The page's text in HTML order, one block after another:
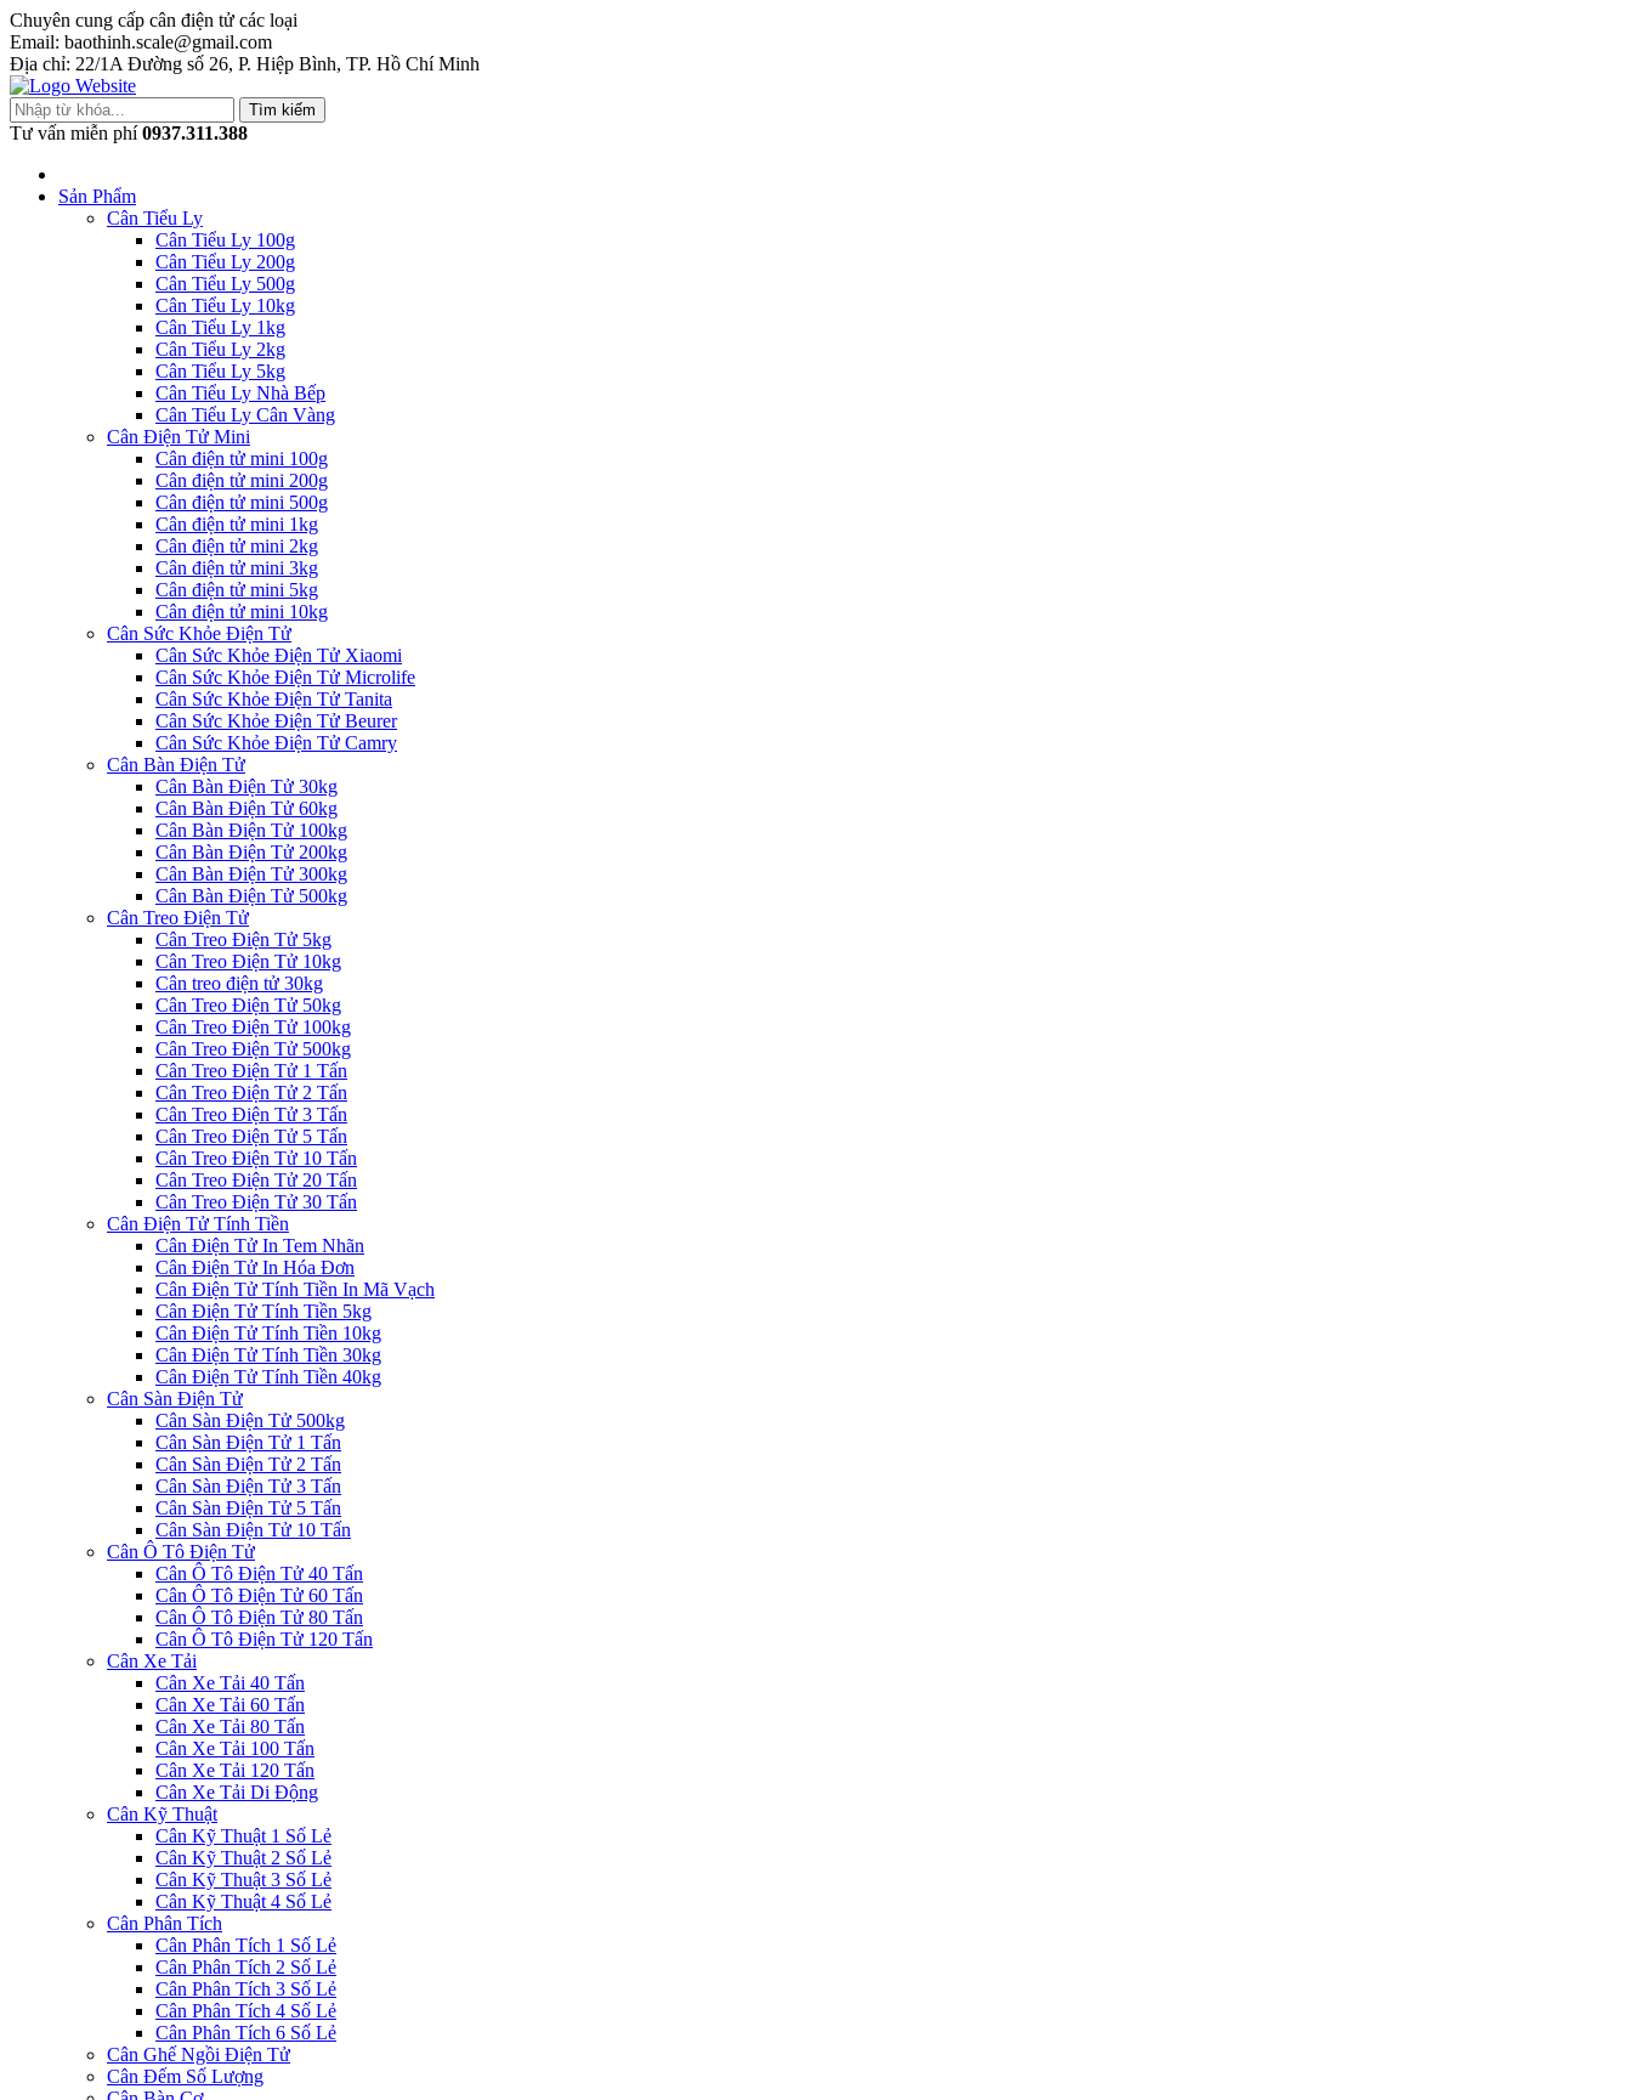
Chuyên cung cấp cân điện tử các loại
Email: baothinh.scale@gmail.com
Địa chỉ: 22/1A Đường số 26, P. Hiệp Bình, TP. Hồ Chí Minh
Tìm kiếm
Tư vấn miễn phí 0937.311.388
Sản Phẩm
Cân Tiểu Ly
Cân Tiểu Ly 100g
Cân Tiểu Ly 200g
Cân Tiểu Ly 500g
Cân Tiểu Ly 10kg
Cân Tiểu Ly 1kg
Cân Tiểu Ly 2kg
Cân Tiểu Ly 5kg
Cân Tiểu Ly Nhà Bếp
Cân Tiểu Ly Cân Vàng
Cân Điện Tử Mini
Cân điện tử mini 100g
Cân điện tử mini 200g
Cân điện tử mini 500g
Cân điện tử mini 1kg
Cân điện tử mini 2kg
Cân điện tử mini 3kg
Cân điện tử mini 5kg
Cân điện tử mini 10kg
Cân Sức Khỏe Điện Tử
Cân Sức Khỏe Điện Tử Xiaomi
Cân Sức Khỏe Điện Tử Microlife
Cân Sức Khỏe Điện Tử Tanita
Cân Sức Khỏe Điện Tử Beurer
Cân Sức Khỏe Điện Tử Camry
Cân Bàn Điện Tử
Cân Bàn Điện Tử 30kg
Cân Bàn Điện Tử 60kg
Cân Bàn Điện Tử 100kg
Cân Bàn Điện Tử 200kg
Cân Bàn Điện Tử 300kg
Cân Bàn Điện Tử 500kg
Cân Treo Điện Tử
Cân Treo Điện Tử 5kg
Cân Treo Điện Tử 10kg
Cân treo điện tử 30kg
Cân Treo Điện Tử 50kg
Cân Treo Điện Tử 100kg
Cân Treo Điện Tử 500kg
Cân Treo Điện Tử 1 Tấn
Cân Treo Điện Tử 2 Tấn
Cân Treo Điện Tử 3 Tấn
Cân Treo Điện Tử 5 Tấn
Cân Treo Điện Tử 10 Tấn
Cân Treo Điện Tử 20 Tấn
Cân Treo Điện Tử 30 Tấn
Cân Điện Tử Tính Tiền
Cân Điện Tử In Tem Nhãn
Cân Điện Tử In Hóa Đơn
Cân Điện Tử Tính Tiền In Mã Vạch
Cân Điện Tử Tính Tiền 5kg
Cân Điện Tử Tính Tiền 10kg
Cân Điện Tử Tính Tiền 30kg
Cân Điện Tử Tính Tiền 40kg
Cân Sàn Điện Tử
Cân Sàn Điện Tử 500kg
Cân Sàn Điện Tử 1 Tấn
Cân Sàn Điện Tử 2 Tấn
Cân Sàn Điện Tử 3 Tấn
Cân Sàn Điện Tử 5 Tấn
Cân Sàn Điện Tử 10 Tấn
Cân Ô Tô Điện Tử
Cân Ô Tô Điện Tử 40 Tấn
Cân Ô Tô Điện Tử 60 Tấn
Cân Ô Tô Điện Tử 80 Tấn
Cân Ô Tô Điện Tử 120 Tấn
Cân Xe Tải
Cân Xe Tải 40 Tấn
Cân Xe Tải 60 Tấn
Cân Xe Tải 80 Tấn
Cân Xe Tải 100 Tấn
Cân Xe Tải 120 Tấn
Cân Xe Tải Di Động
Cân Kỹ Thuật
Cân Kỹ Thuật 1 Số Lẻ
Cân Kỹ Thuật 2 Số Lẻ
Cân Kỹ Thuật 3 Số Lẻ
Cân Kỹ Thuật 4 Số Lẻ
Cân Phân Tích
Cân Phân Tích 1 Số Lẻ
Cân Phân Tích 2 Số Lẻ
Cân Phân Tích 3 Số Lẻ
Cân Phân Tích 4 Số Lẻ
Cân Phân Tích 6 Số Lẻ
Cân Ghế Ngồi Điện Tử
Cân Đếm Số Lượng